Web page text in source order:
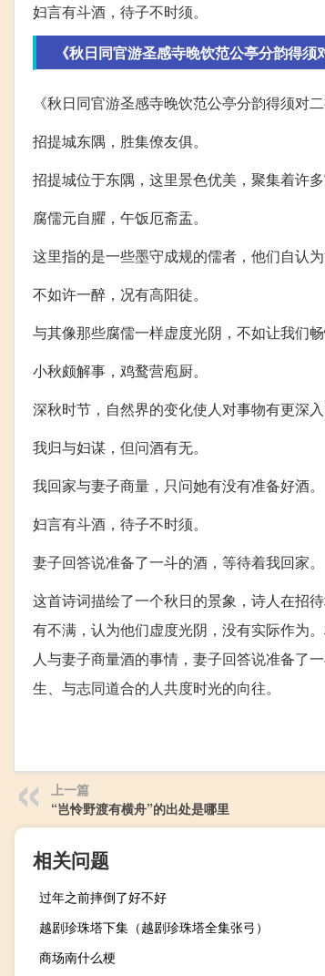
妇言有斗酒，待子不时须。
《秋日同官游圣感寺晚饮范公亭分韵得
《秋日同官游圣感寺晚饮范公亭分韵得须对
招提城东隅，胜集僚友俱。
招提城位于东隅，这里景色优美，聚集着许多
腐儒元自臞，午饭厄斋盂。
这里指的是一些墨守成规的儒者，他们自认
不如许一醉，况有高阳徒。
与其像那些腐儒一样虚度光阴，不如让我们
小秋颇解事，鸡鹜营庖厨。
深秋时节，自然界的变化使人对事物有更深
我归与妇谋，但问酒有无。
我回家与妻子商量，只问她有没有准备好酒。
妇言有斗酒，待子不时须。
妻子回答说准备了一斗的酒，等待着我回家。
这首诗词描绘了一个秋日的景象，诗人在招
有不满，认为他们虚度光阴，没有实际作为
人与妻子商量酒的事情，妻子回答说准备了
生、与志同道合的人共度时光的向往。
上一篇
“岂怜野渡有横舟”的出处是哪里
相关问题
过年之前摔倒了好不好
越剧珍珠塔下集（越剧珍珠塔全集张弓）
商场南什么梗